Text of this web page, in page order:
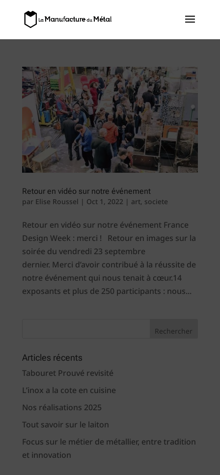
Retour en vidéo sur notre événement
par Elise Roussel | Oct 1, 2022 | art, societe
Retour en vidéo sur notre événement France
Design Week : merci ! Retour en images sur la
soirée du vendredi 23 septembre
dernier. Merci d’avoir contribué à la réussite de
notre événement qui nous tenait à cœur.14
exposants et plus de 250 participants : nous...
Articles récents
Tabouret Prouvé revisité
L’inox a la cote en cuisine
Nos réalisations 2025
Tout savoir sur le laiton
Focus sur le métier de métallier, entre tradition
et innovation